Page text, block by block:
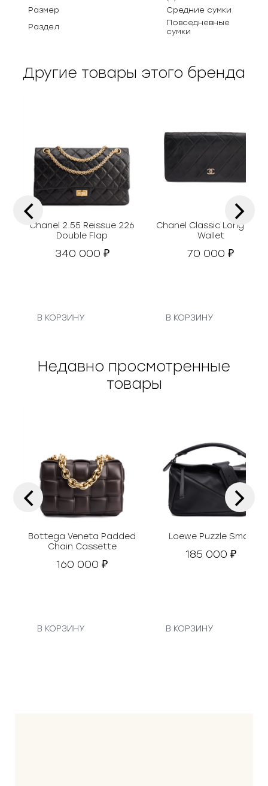
Размер
Средние сумки
Раздел
Повседневные
сумки
Другие товары этого бренда
Chanel 2.55 Reissue 226
Double Flap
340 000 ₽
В КОРЗИНУ
Chanel Classic Long Flap
Wallet
70 000₽
В КОРЗИНУ
‹ ›
Недавно просмотренные
товары
Bottega Veneta Padded
Chain Cassette
160 000₽
В КОРЗИНУ
Loewe Puzzle Small
185 000 ₽
В КОРЗИНУ
‹ ›